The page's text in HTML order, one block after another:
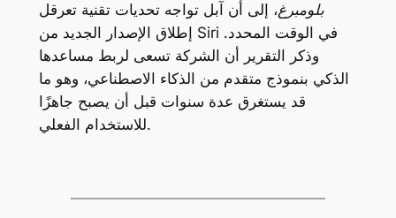
بلومبرغ، إلى أن آبل تواجه تحديات تقنية تعرقل
إطلاق الإصدار الجديد من Siri في الوقت المحدد.
وذكر التقرير أن الشركة تسعى لربط مساعدها
الذكي بنموذج متقدم من الذكاء الاصطناعي، وهو ما
قد يستغرق عدة سنوات قبل أن يصبح جاهزًا
للاستخدام الفعلي.